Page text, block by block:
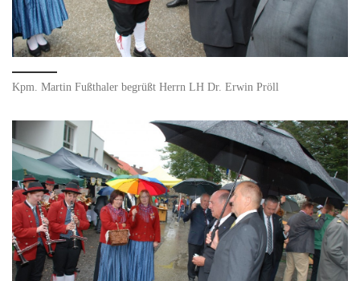
Kpm. Martin Fußthaler begrüßt Herrn LH Dr. Erwin Pröll